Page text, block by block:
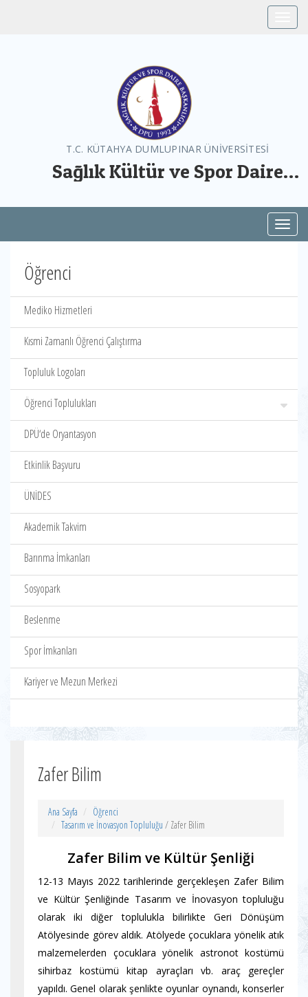
T.C. KÜTAHYA DUMLUPINAR ÜNİVERSİTESİ
Sağlık Kültür ve Spor Daire
Öğrenci
Mediko Hizmetleri
Kısmi Zamanlı Öğrenci Çalıştırma
Topluluk Logoları
Öğrenci Toplulukları
DPÜ‘de Oryantasyon
Etkinlik Başvuru
ÜNİDES
Akademik Takvim
Barınma İmkanları
Sosyopark
Beslenme
Spor İmkanları
Kariyer ve Mezun Merkezi
Zafer Bilim
Ana Sayfa
Öğrenci
Tasarım ve İnovasyon Topluluğu / Zafer Bilim
Zafer Bilim ve Kültür Şenliği
12-13 Mayıs 2022 tarihlerinde gerçekleşen Zafer Bilim
ve Kültür Şenliğinde Tasarım ve İnovasyon topluluğu
olarak iki diğer toplulukla bilirlikte Geri Dönüşüm
Atölyesinde görev aldık. Atölyede çocuklara yönelik atık
malzemelerden çocuklara yönelik astronot kostümü
sihirbaz kostümü kitap ayraçları vb. araç gereçler
yapıldı. Genel olarak şenlikte oyunlar oynandı, konserler